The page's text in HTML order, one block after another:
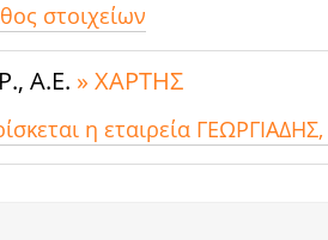
στοιχείων
Α.Ε. » ΧΑΡΤΗΣ
η εταιρεία